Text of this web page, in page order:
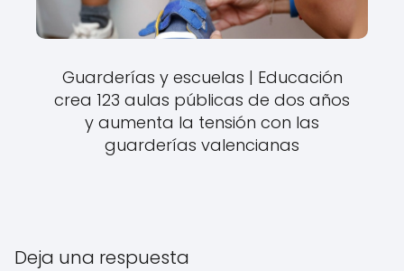
Guarderías y escuelas | Educación
crea 123 aulas públicas de dos años
y aumenta la tensión con las
guarderías valencianas
Deja una respuesta